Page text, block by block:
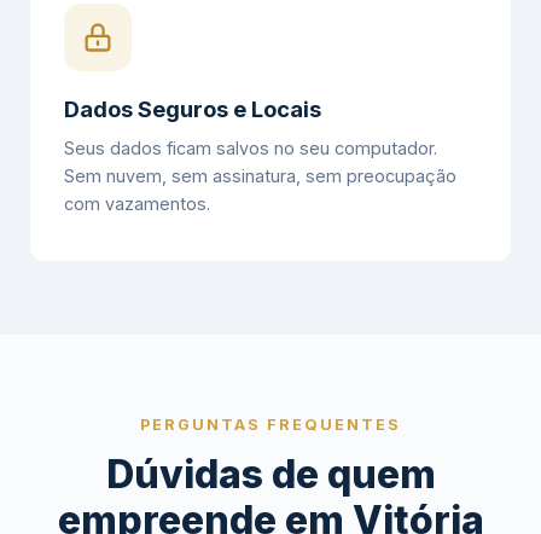
Dados Seguros e Locais
Seus dados ficam salvos no seu computador.
Sem nuvem, sem assinatura, sem preocupação
com vazamentos.
PERGUNTAS FREQUENTES
Dúvidas de quem
empreende em Vitória